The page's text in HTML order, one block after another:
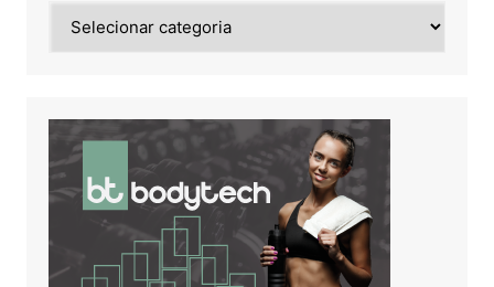
de: